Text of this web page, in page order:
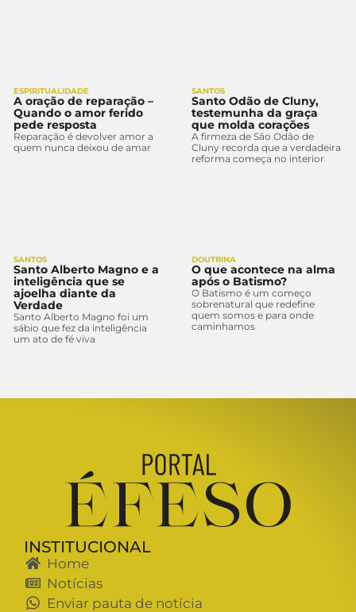
ESPIRITUALIDADE
A oração de reparação –
Quando o amor ferido
pede resposta
Reparação é devolver amor a
quem nunca deixou de amar
SANTOS
Santo Odão de Cluny,
testemunha da graça
que molda corações
A firmeza de São Odão de
Cluny recorda que a verdadeira
reforma começa no interior
SANTOS
Santo Alberto Magno e a
inteligência que se
ajoelha diante da
Verdade
Santo Alberto Magno foi um
sábio que fez da inteligência
um ato de fé viva
DOUTRINA
O que acontece na alma
após o Batismo?
O Batismo é um começo
sobrenatural que redefine
quem somos e para onde
caminhamos
INSTITUCIONAL
Home
Notícias
Enviar pauta de notícia